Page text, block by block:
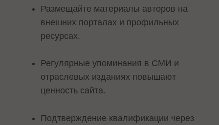
Размещайте материалы авторов на
внешних порталах и профильных
ресурсах.
Регулярные упоминания в СМИ и
отраслевых изданиях повышают
ценность сайта.
Подтверждение квалификации через